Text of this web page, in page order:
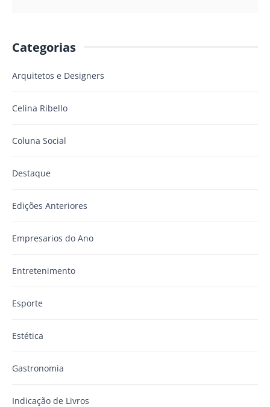
Categorias
Arquitetos e Designers
Celina Ribello
Coluna Social
Destaque
Edições Anteriores
Empresarios do Ano
Entretenimento
Esporte
Estética
Gastronomia
Indicação de Livros